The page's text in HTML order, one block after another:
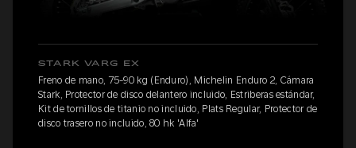
STARK VARG EX
Freno de mano, 75-90 kg (Enduro), Michelin Enduro 2, Cámara
Stark, Protector de disco delantero incluido, Estriberas estándar,
Kit de tornillos de titanio no incluido, Plats Regular, Protector de
disco trasero no incluido, 80 hk 'Alfa'